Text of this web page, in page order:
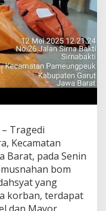
– Tragedi
Kecamatan
Barat, pada Senin
bom
yang
korban, terdapat